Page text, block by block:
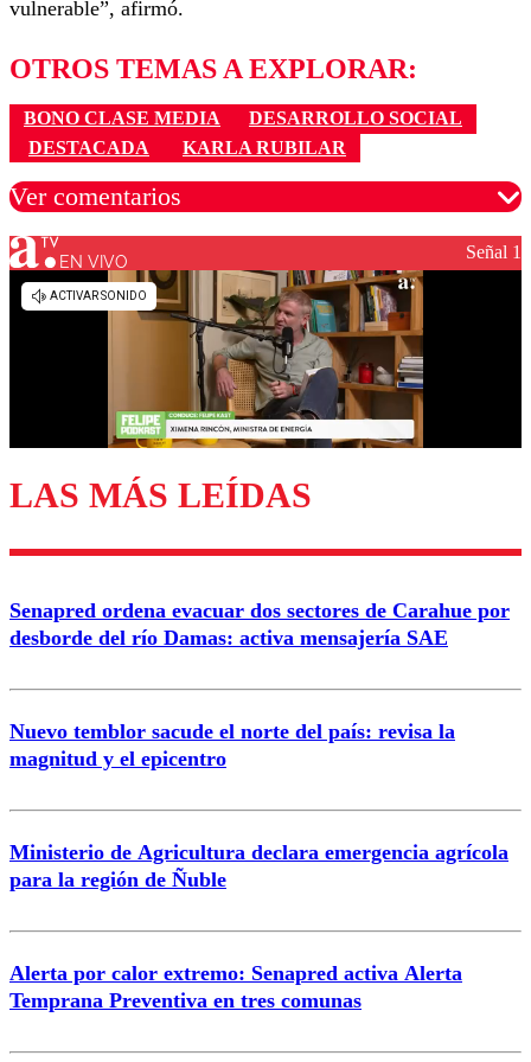
vulnerable”, afirmó.
OTROS TEMAS A EXPLORAR:
BONO CLASE MEDIA
DESARROLLO SOCIAL
DESTACADA
KARLA RUBILAR
Ver comentarios
Los comentarios son moderados para garantizar un
diálogo respetuoso.
Enviar comentario
EN VIVO Señal 1
LAS MÁS LEÍDAS
Senapred ordena evacuar dos sectores de Carahue por
desborde del río Damas: activa mensajería SAE
Nuevo temblor sacude el norte del país: revisa la
magnitud y el epicentro
Ministerio de Agricultura declara emergencia agrícola
para la región de Ñuble
Alerta por calor extremo: Senapred activa Alerta
Temprana Preventiva en tres comunas